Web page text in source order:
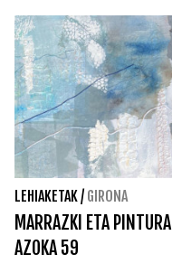
LEHIAKETAK/ GIRONA
MARRAZKI ETA PINTURA
AZOKA 59